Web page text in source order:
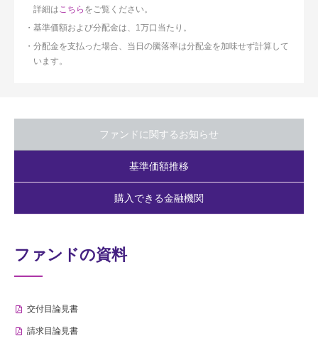
詳細はこちら をご覧ください。
基準価額および分配金は、1万口当たり。
分配金を支払った場合、当日の騰落率は分配金を加味せず計算して
います。
ファンドに関するお知らせ
基準価額推移
購入できる金融機関
ファンドの資料
交付目論見書
請求目論見書